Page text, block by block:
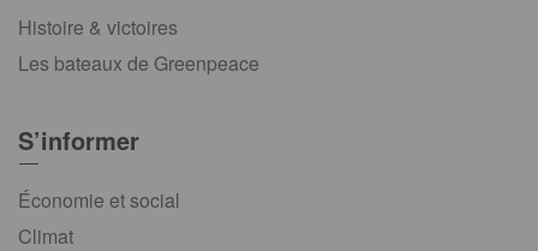
Histoire & victoires
Les bateaux de Greenpeace
S’informer
Économie et social
Climat